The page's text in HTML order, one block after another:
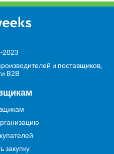
2023
и поставщиков,
B2B
закупку